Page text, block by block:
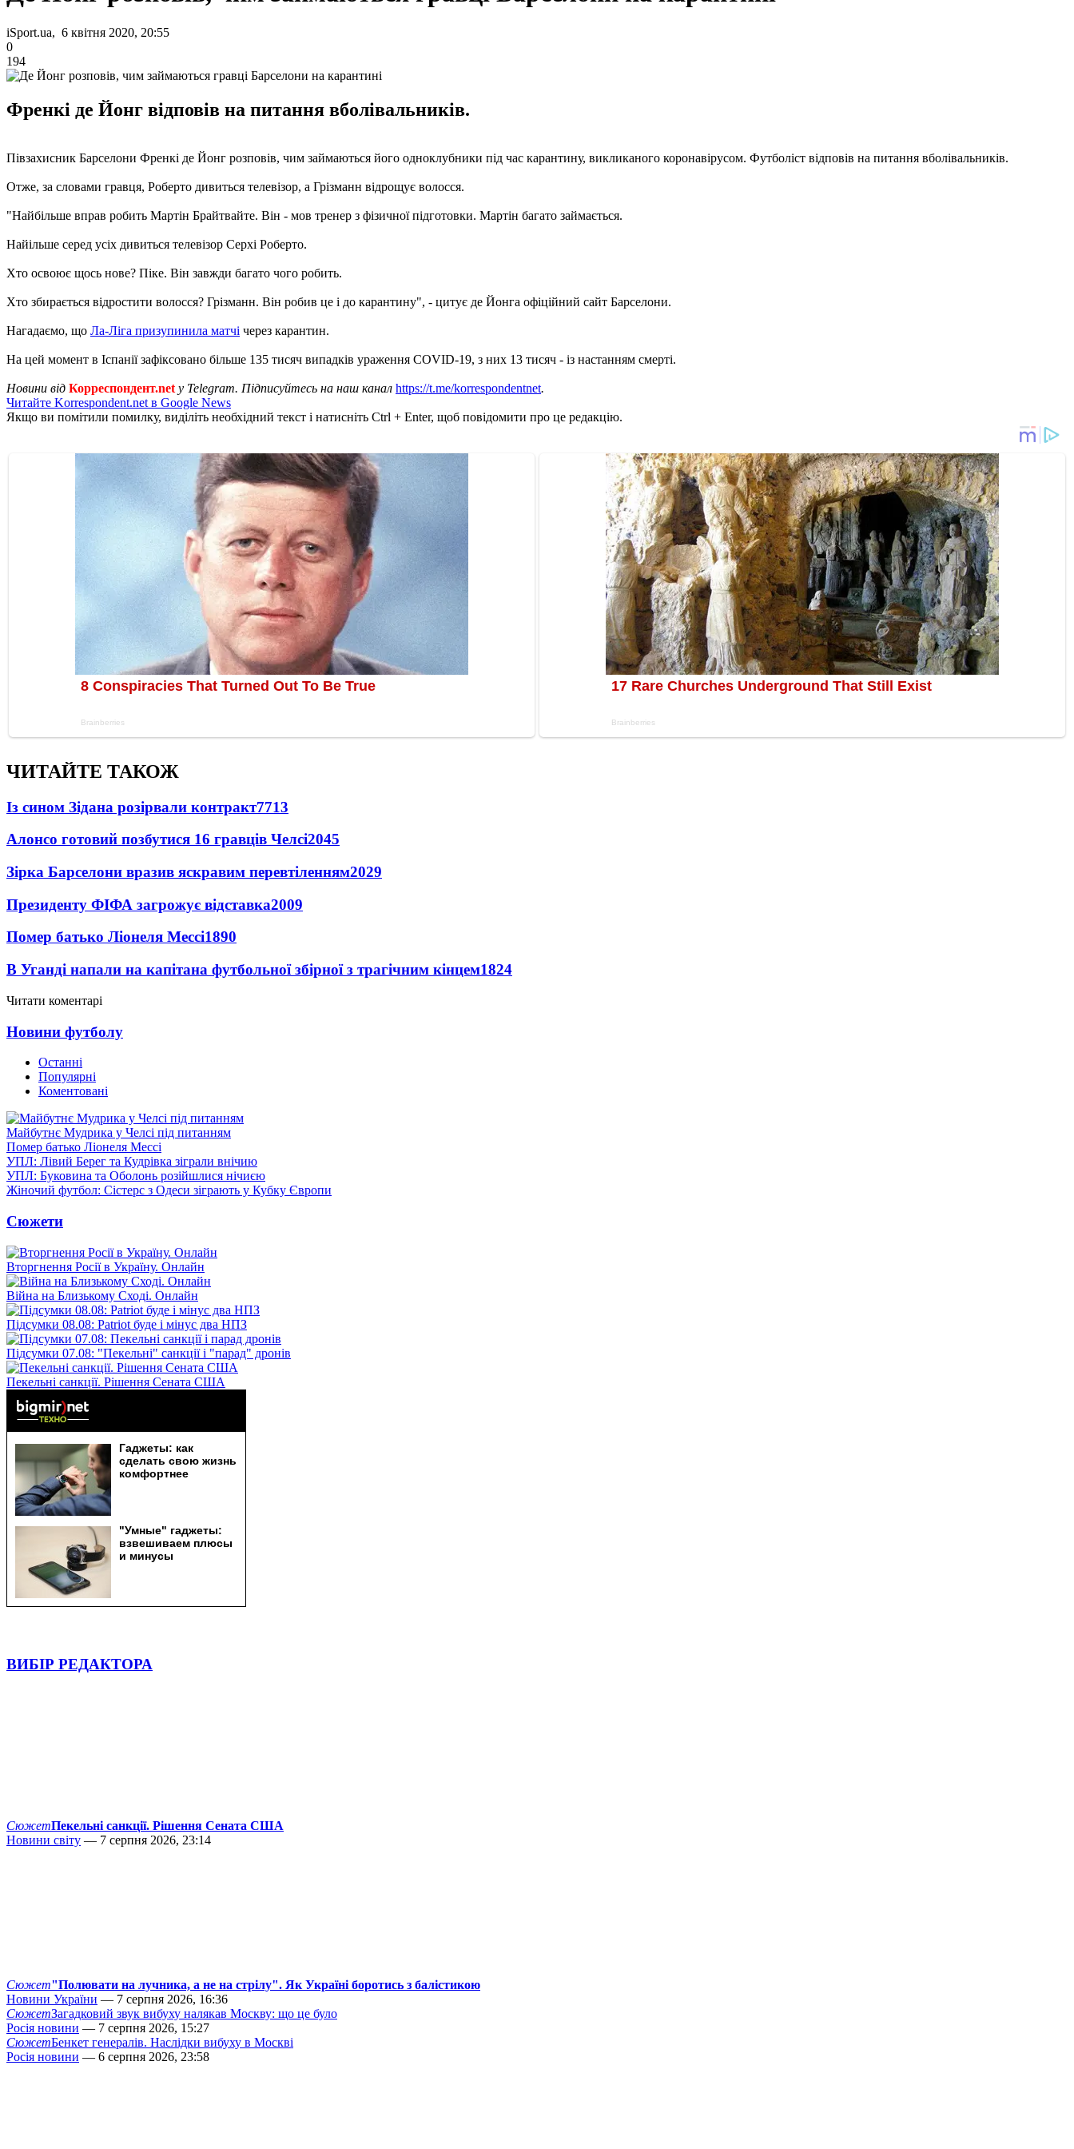
iSport.ua, 6 квітня 2020, 20:55
0
194
Френкі де Йонг відповів на питання вболівальників.
Півзахисник Барселони Френкі де Йонг розповів, чим займаються його одноклубники під час карантину, викликаного коронавірусом. Футболіст відповів на питання вболівальників.
Отже, за словами гравця, Роберто дивиться телевізор, а Грізманн відрощує волосся.
"Найбільше вправ робить Мартін Брайтвайте. Він - мов тренер з фізичної підготовки. Мартін багато займається.
Найільше серед усіх дивиться телевізор Серхі Роберто.
Хто освоює щось нове? Піке. Він завжди багато чого робить.
Хто збирається відростити волосся? Грізманн. Він робив це і до карантину", - цитує де Йонга офіційний сайт Барселони.
Нагадаємо, що Ла-Ліга призупинила матчі через карантин.
На цей момент в Іспанії зафіксовано більше 135 тисяч випадків ураження COVID-19, з них 13 тисяч - із настанням смерті.
Новини від Корреспондент.net у Telegram. Підписуйтесь на наш канал https://t.me/korrespondentnet.
Читайте Korrespondent.net в Google News
Якщо ви помітили помилку, виділіть необхідний текст і натисніть Ctrl + Enter, щоб повідомити про це редакцію.
ЧИТАЙТЕ ТАКОЖ
Із сином Зідана розірвали контракт7713
Алонсо готовий позбутися 16 гравців Челсі2045
Зірка Барселони вразив яскравим перевтіленням2029
Президенту ФІФА загрожує відставка2009
Помер батько Ліонеля Мессі1890
В Уганді напали на капітана футбольної збірної з трагічним кінцем1824
Читати коментарі
Новини футболу
Останні
Популярні
Коментовані
Майбутнє Мудрика у Челсі під питанням
Помер батько Ліонеля Мессі
УПЛ: Лівий Берег та Кудрівка зіграли внічию
УПЛ: Буковина та Оболонь розійшлися нічиєю
Жіночий футбол: Сістерс з Одеси зіграють у Кубку Європи
Сюжети
Вторгнення Росії в Україну. Онлайн
Війна на Близькому Сході. Онлайн
Підсумки 08.08: Patriot буде і мінус два НПЗ
Підсумки 07.08: "Пекельні" санкції і "парад" дронів
Пекельні санкції. Рішення Сената США
ВИБІР РЕДАКТОРА
СюжетПекельні санкції. Рішення Сената США
Новини світу — 7 серпня 2026, 23:14
Сюжет"Полювати на лучника, а не на стрілу". Як Україні боротись з балістикою
Новини України — 7 серпня 2026, 16:36
СюжетЗагадковий звук вибуху налякав Москву: що це було
Росія новини — 7 серпня 2026, 15:27
СюжетБенкет генералів. Наслідки вибуху в Москві
Росія новини — 6 серпня 2026, 23:58